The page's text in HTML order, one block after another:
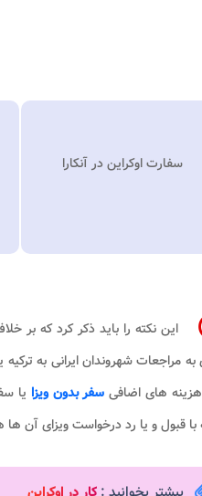
سفارت اوکراین در آنکارا
این نکته را باید ذکر کرد که بر
به مراجعات شهروندان ایرانی به
هزینه های اضافی سفر بدون ویزا یا
با قبول و یا رد درخواست ویزای آن